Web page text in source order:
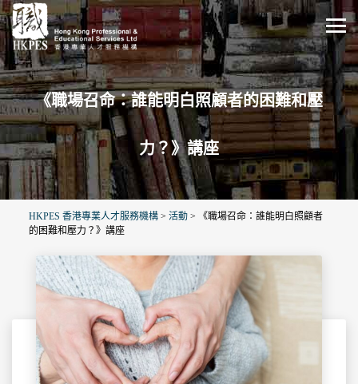
《職場召命：誰能明白照顧者的困難和壓
力？》講座
HKPES 香港專業人才服務機構 > 活動 >
《職場召命：誰能明白照顧者
的困難和壓力？》講座